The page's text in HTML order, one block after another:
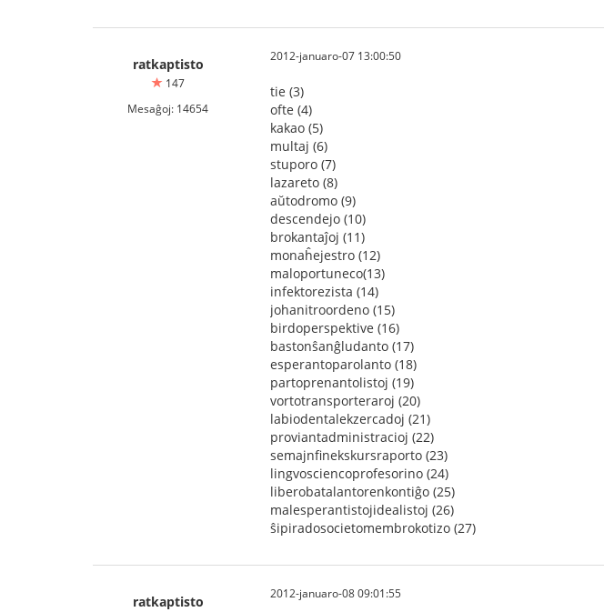
ratkaptisto
147
Mesaĝoj: 14654
2012-januaro-07 13:00:50
tie (3)
ofte (4)
kakao (5)
multaj (6)
stuporo (7)
lazareto (8)
aŭtodromo (9)
descendejo (10)
brokantaĵoj (11)
monaĥejestro (12)
maloportuneco(13)
infektorezista (14)
johanitroordeno (15)
birdoperspektive (16)
bastonŝanĝludanto (17)
esperantoparolanto (18)
partoprenantolistoj (19)
vortotransporteraroj (20)
labiodentalekzercadoj (21)
proviantadministracioj (22)
semajnfinekskursraporto (23)
lingvosciencoprofesorino (24)
liberobatalantorenkontiĝo (25)
malesperantistojidealistoj (26)
ŝipiradosocietomembrokotizo (27)
ratkaptisto 2012-januaro-08 09:01:55